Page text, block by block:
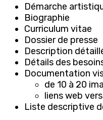
Démarche
Biographie
Curriculum vitae
Dossier de presse
Description
Détails des
Documentation
de 10 à 20
liens web
Liste descriptive